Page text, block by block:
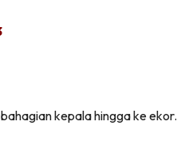
kepala hingga ke ekor.